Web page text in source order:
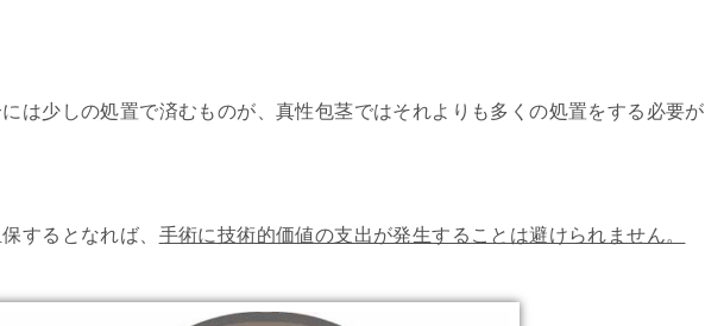
は少しの処置で済むものが、真性包茎ではそれよりも多くの処置をする必要が
するとなれば、 手術に技術的価値の支出が発生することは避けられません。